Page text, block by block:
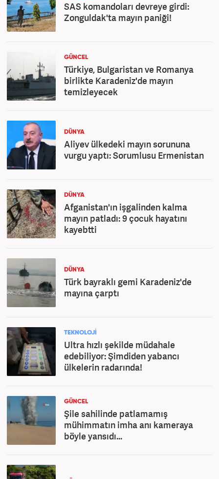
SAS komandoları devreye girdi:
Zonguldak'ta mayın paniği!
GÜNCEL
Türkiye, Bulgaristan ve Romanya
birlikte Karadeniz'de mayın
temizleyecek
DÜNYA
Aliyev ülkedeki mayın sorununa
vurgu yaptı: Sorumlusu Ermenistan
DÜNYA
Afganistan'ın işgalinden kalma
mayın patladı: 9 çocuk hayatını
kayebtti
DÜNYA
Türk bayraklı gemi Karadeniz'de
mayına çarptı
TEKNOLOJİ
Ultra hızlı şekilde müdahale
edebiliyor: Şimdiden yabancı
ülkelerin radarında!
GÜNCEL
Şile sahilinde patlamamış
mühimmatın imha anı kameraya
böyle yansıdı...